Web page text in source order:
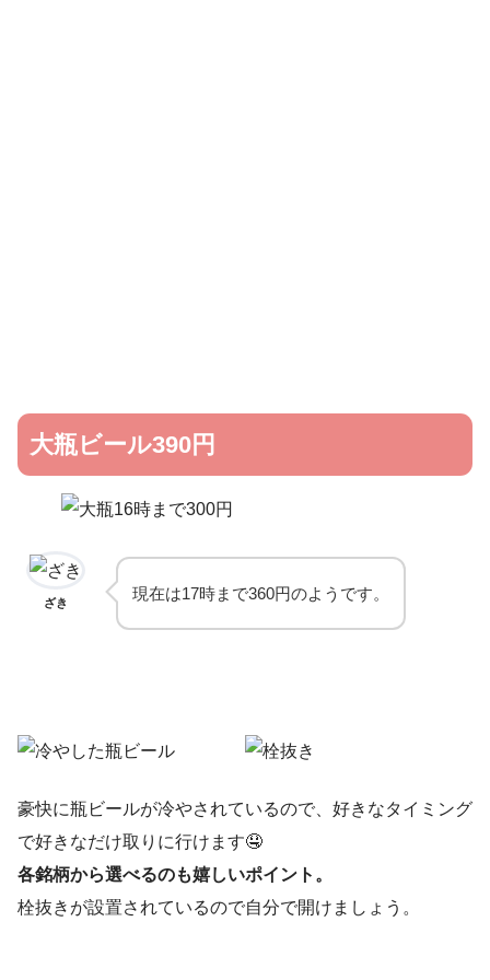
大瓶ビール390円
ざき 現在は17時まで360円のようです。
豪快に瓶ビールが冷やされているので、好きなタイミング
で好きなだけ取りに行けます🤤
各銘柄から選べるのも嬉しいポイント。
栓抜きが設置されているので自分で開けましょう。